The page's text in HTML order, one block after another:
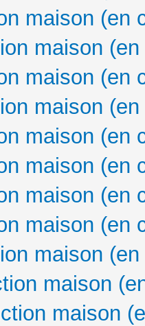
maison (en
maison
maison (en
maison
maison (en
maison (en
maison (en
maison (en
maison
maison
maison